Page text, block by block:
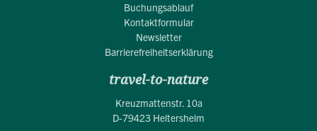
Buchungsablauf
Kontaktformular
Newsletter
Barrierefreiheitserklärung
travel-to-nature
Kreuzmattenstr. 10a
D-79423 Heitersheim